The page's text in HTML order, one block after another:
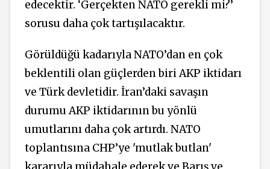
edecektir. ‘Gerçekten NATO gerekli mi?’
sorusu daha çok tartışılacaktır.
Görüldüğü kadarıyla NATO’dan en çok
beklentili olan güçlerden biri AKP iktidarı
ve Türk devletidir. İran’daki savaşın
durumu AKP iktidarının bu yönlü
umutlarını daha çok artırdı. NATO
toplantısına CHP’ye 'mutlak butlan'